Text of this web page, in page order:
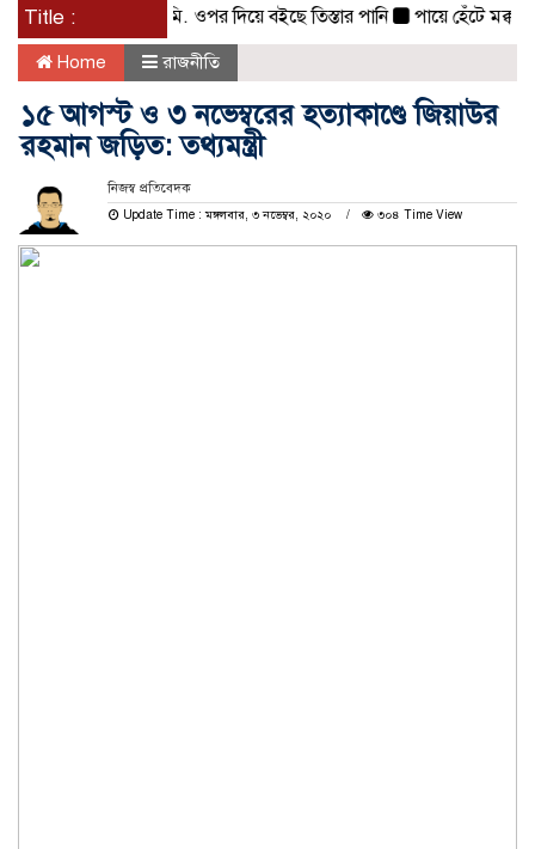
Title :১৩ সে. মি. ওপর দিয়ে বইছে তিস্তার পানি পায়ে হেঁটে মক্কার
Home রাজনীতি
১৫ আগস্ট ও ৩ নভেম্বরের হত্যাকাণ্ডে জিয়াউর
রহমান জড়িত: তথ্যমন্ত্রী
নিজস্ব প্রতিবেদক
Update Time : মঙ্গলবার, ৩ নভেম্বর, ২০২০
৩০৪ Time View